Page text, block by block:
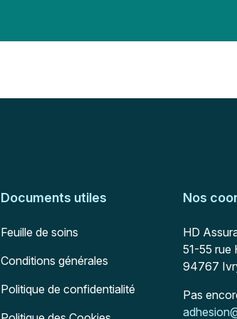
Documents utiles
Feuille de soins
Conditions générales
Politique de confidentialité
Nos
Adresse
HD
51-55 rue
94767
Pas
Mail :